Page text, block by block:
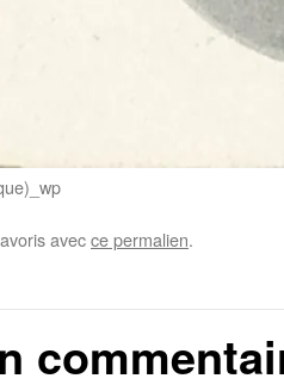
avecce permalien.